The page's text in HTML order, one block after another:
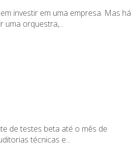
investir em uma empresa. Mas há
uma orquestra,...
de testes beta até o mês de
técnicas e...